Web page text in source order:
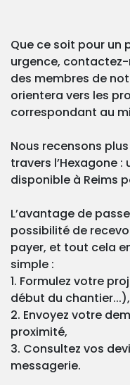
Que ce soit pour un
urgence, contactez-
des membres de
orientera vers les
correspondant au
Nous recensons
travers l’Hexagone
disponible à Reims
L’avantage de
possibilité de
payer, et tout cela
simple :
1. Formulez votre
début du chantier...),
2. Envoyez votre
proximité,
3. Consultez vos
messagerie.